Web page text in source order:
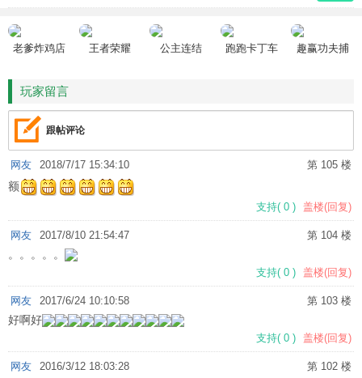
老爹炸鸡店
王者荣耀 公主连结 跑跑卡丁车
趣赢功夫捕
玩家留言
跟帖评论
第 105 楼
网友 2018/7/17 15:34:10
额
支持( 0 ) 盖楼(回复)
第 104 楼
网友 2017/8/10 21:54:47
。。。。。
支持( 0 ) 盖楼(回复)
第 103 楼
网友 2017/6/24 10:10:58
好啊好
支持( 0 ) 盖楼(回复)
第 102 楼
网友 2016/3/12 18:03:28